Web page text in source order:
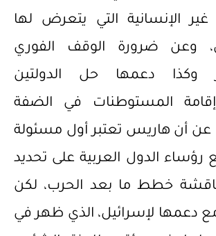
الإنسانية التي يتعرض لها
وعن ضرورة الوقف الفوري
وكذا دعمها حل الدولتين
المستوطنات في الضفة
عن أن هاريس تعتبر أول مسئولة
رؤساء الدول العربية على تحديد
خطط ما بعد الحرب، لكن
مع دعمها لإسرائيل، الذي ظهر في